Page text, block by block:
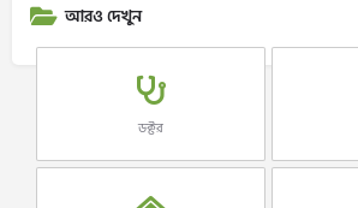
আরও দেখুন
ডক্টর